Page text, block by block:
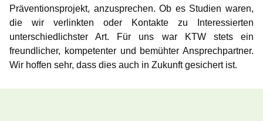
Präventionsprojekt, anzusprechen. Ob es Studien waren,
die wir verlinkten oder Kontakte zu Interessierten
unterschiedlichster Art. Für uns war KTW stets ein
freundlicher, kompetenter und bemühter Ansprechpartner.
Wir hoffen sehr, dass dies auch in Zukunft gesichert ist.